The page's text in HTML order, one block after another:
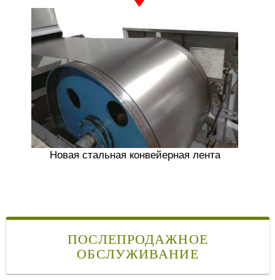
Новая стальная конвейерная лента
ПОСЛЕПРОДАЖНОЕ
ОБСЛУЖИВАНИЕ